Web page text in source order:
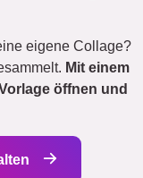
eigene Collage?
Mit einem
öffnen und